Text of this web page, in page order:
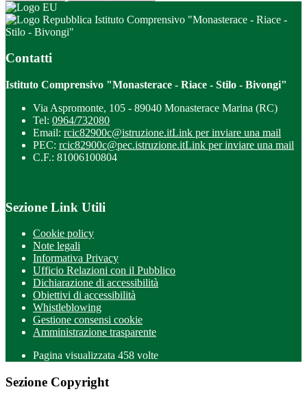
Istituto Comprensivo "Monasterace - Riace -
Stilo - Bivongi"
Contatti
Istituto Comprensivo "Monasterace - Riace - Stilo - Bivongi"
Via Aspromonte, 105 - 89040 Monasterace Marina (RC)
Tel: 0964/732080
Email: rcic82900c@istruzione.itLink per inviare una mail
PEC: rcic82900c@pec.istruzione.itLink per inviare una mail
C.F.: 81006100804
Sezione Link Utili
Cookie policy
Note legali
Informativa Privacy
Ufficio Relazioni con il Pubblico
Dichiarazione di accessibilità
Obiettivi di accessibilità
Whistleblowing
Gestione consensi cookie
Amministrazione trasparente
Pagina visualizzata 458 volte
Sezione Copyright